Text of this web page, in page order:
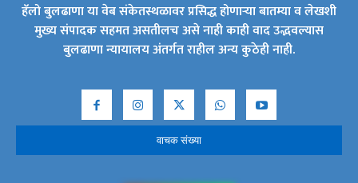
हॅलो बुलढाणा या वेब संकेतस्थळावर प्रसिद्ध होणाऱ्या बातम्या व लेखशी
मुख्य संपादक सहमत असतीलच असे नाही काही वाद उद्भवल्यास
बुलढाणा न्यायालय अंतर्गत राहील अन्य कुठेही नाही.
वाचक संख्या